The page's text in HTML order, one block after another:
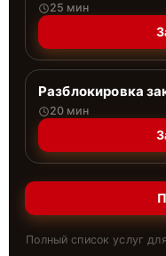
25 мин
Разблокировка
20 мин
Полный список услуг